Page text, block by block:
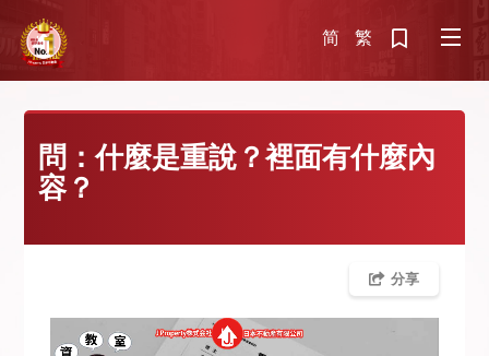
简 繁
問：什麼是重說？裡面有什麼內
容？
分享